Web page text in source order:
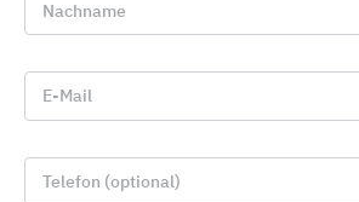
Erfüllung aktuell gültiger Normen
INTEGRA-pw
Parkhäuser:
Nachname
E-Mail
Telefon (optional)